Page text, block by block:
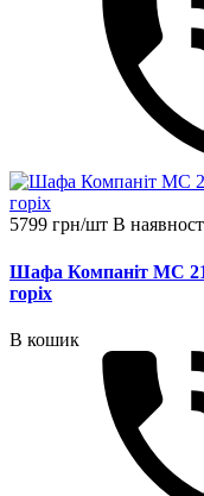
5799 грн/шт В
Шафа Компаніт МС
горіх
В кошик